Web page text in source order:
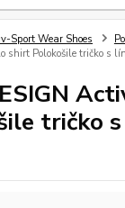
Sport Wear Shoes
shirt Polokošile tričko s
tričko